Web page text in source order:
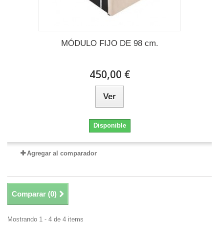
MÓDULO FIJO DE 98 cm.
450,00 €
Ver
Disponible
Agregar al comparador
Comparar (0)
Mostrando 1 - 4 de 4 items